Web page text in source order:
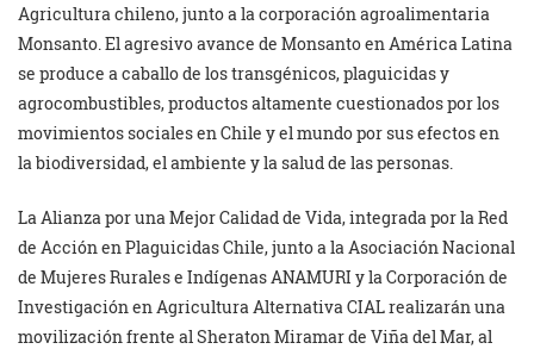
Agricultura chileno, junto a la corporación agroalimentaria
Monsanto. El agresivo avance de Monsanto en América Latina
se produce a caballo de los transgénicos, plaguicidas y
agrocombustibles, productos altamente cuestionados por los
movimientos sociales en Chile y el mundo por sus efectos en
la biodiversidad, el ambiente y la salud de las personas.
La Alianza por una Mejor Calidad de Vida, integrada por la Red
de Acción en Plaguicidas Chile, junto a la Asociación Nacional
de Mujeres Rurales e Indígenas ANAMURI y la Corporación de
Investigación en Agricultura Alternativa CIAL realizarán una
movilización frente al Sheraton Miramar de Viña del Mar, al